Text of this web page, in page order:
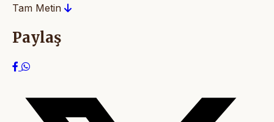
Tam Metin
Paylaş